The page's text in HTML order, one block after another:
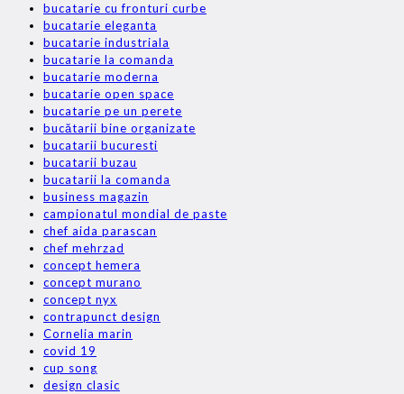
bucatarie cu fronturi curbe
bucatarie eleganta
bucatarie industriala
bucatarie la comanda
bucatarie moderna
bucatarie open space
bucatarie pe un perete
bucătarii bine organizate
bucatarii bucuresti
bucatarii buzau
bucatarii la comanda
business magazin
campionatul mondial de paste
chef aida parascan
chef mehrzad
concept hemera
concept murano
concept nyx
contrapunct design
Cornelia marin
covid 19
cup song
design clasic